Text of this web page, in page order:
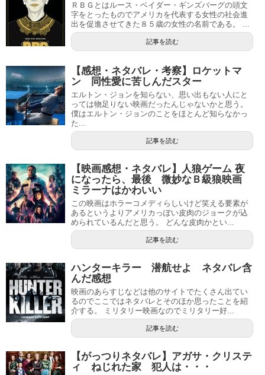
ＲＢＧとはルース・ベイダー・ギンズバーグの頭文
字をとったものでアメリカを代表する女性の社会進
出を促進させてきた８５歳の女性の名前である。 ...
記事を読む
【感想・ネタバレ・考察】ロケットマ
ン 同性愛に苦しんだスター
エルトン・ジョンを知らない、思い出もない人にと
っては物足りない映画だったんじゃないかと思う。
僕はエルトン・ジョンのことをほとんど知らなかっ
た...
記事を読む
【映画感想・ネタバレ】人狼ゲーム 夜
になったら、最後 微妙なＢ級狼映画
ミラーナはかわいい
この映画はホラーコメディらしいけど笑える要素が
あるというよりアメリカっぽい皮肉のジョークが込
められているんだと思う。 どんな皮肉かとい...
記事を読む
ハンターキラー 潜航せよ ネタバレ含
んだ感想
映画のあらすじなどは他のサイトでたくさん出てい
るのでここではネタバレとそのほか思ったことを紹
介する。 ミリタリー映画なのでミリタリー好...
記事を読む
【がっつりネタバレ】アガサ・クリステ
ィ ねじれた家 犯人は・・・